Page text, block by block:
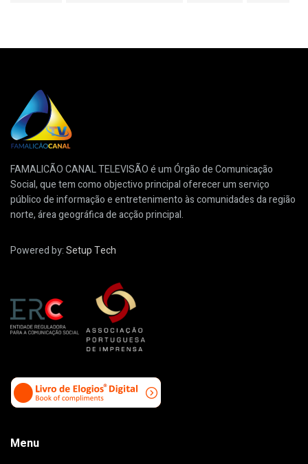
FAMALICÃO CANAL TELEVISÃO é um Órgão de Comunicação
Social, que tem como objectivo principal oferecer um serviço
público de informação e entretenimento às comunidades da região
norte, área geográfica de acção principal.
Powered by:Setup Tech
Menu